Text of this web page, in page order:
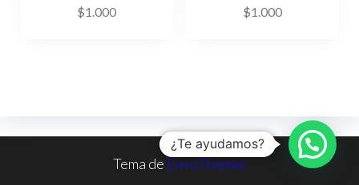
$1.000 $1.000
Tema de EnvoThemes
¿Te ayudamos?